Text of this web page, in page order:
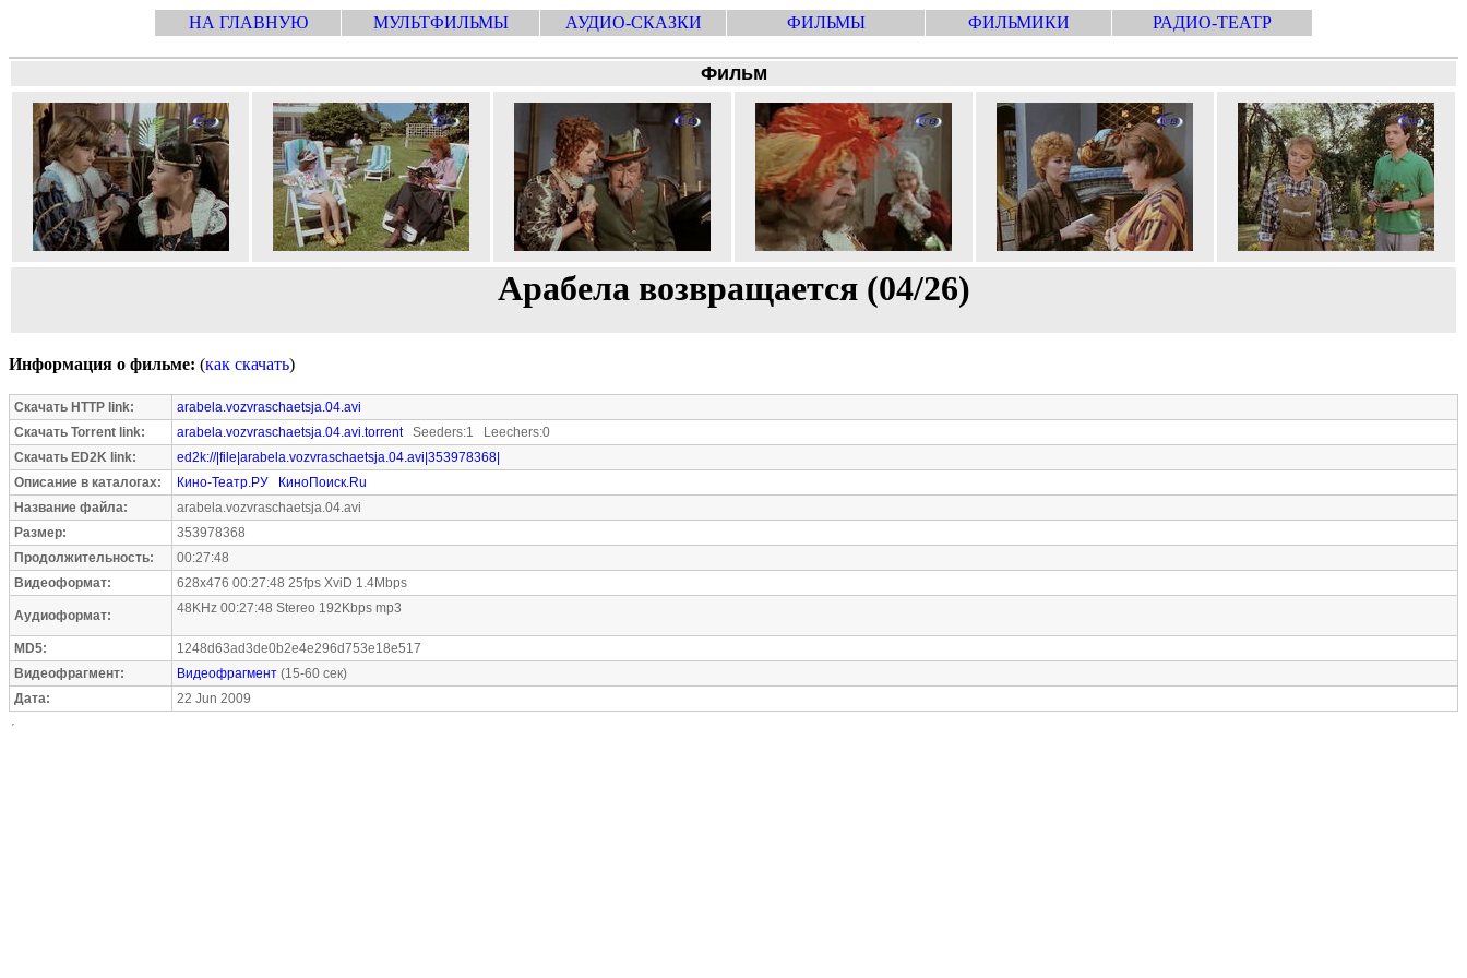
НА ГЛАВНУЮ МУЛЬТФИЛЬМЫ АУДИО-СКАЗКИ ФИЛЬМЫ ФИЛЬМИКИ РАДИО-ТЕАТР
Фильм
Арабела возвращается (04/26)
Информация о фильме: (как скачать)
Скачать HTTP link:
arabela.vozvraschaetsja.04.avi
Скачать Torrent link:
arabela.vozvraschaetsja.04.avi.torrentSeeders:1 Leechers:0
Скачать ED2K link:
ed2k://|file|arabela.vozvraschaetsja.04.avi|353978368|
Описание в каталогах:
Кино-Театр.РУ
КиноПоиск.Ru
Название файла:
arabela.vozvraschaetsja.04.avi
Размер:
353978368
Продолжительность:
00:27:48
Видеоформат:
628x476 00:27:48 25fps XviD 1.4Mbps
Аудиоформат: 48KHz 00:27:48 Stereo 192Kbps mp3
MD5:
1248d63ad3de0b2e4e296d753e18e517
Видеофрагмент:
Видеофрагмент (15-60 сек)
Дата:
22 Jun 2009